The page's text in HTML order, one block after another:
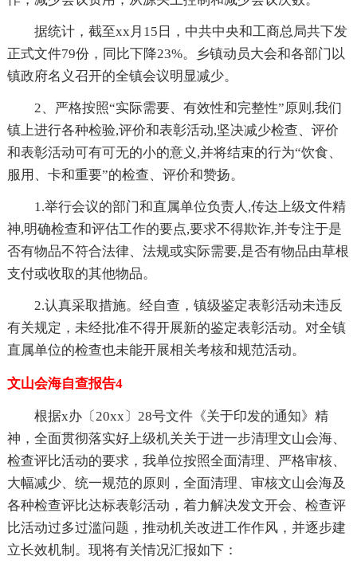
据统计，截至xx月15日，中共中央和工商总局共下发
正式文件79份，同比下降23%。乡镇动员大会和各部门以
镇政府名义召开的全镇会议明显减少。
2、严格按照“实际需要、有效性和完整性”原则,我们
镇上进行各种检验,评价和表彰活动,坚决减少检查、评价
和表彰活动可有可无的小的意义,并将结束的行为“饮食、
服用、卡和重要”的检查、评价和赞扬。
1.举行会议的部门和直属单位负责人,传达上级文件精
神,明确检查和评估工作的要点,要求不得欺诈,并专注于是
否有物品不符合法律、法规或实际需要,是否有物品由草根
支付或收取的其他物品。
2.认真采取措施。经自查，镇级鉴定表彰活动未违反
有关规定，未经批准不得开展新的鉴定表彰活动。对全镇
直属单位的检查也未能开展相关考核和规范活动。
文山会海自查报告4
根据x办〔20xx〕28号文件《关于印发的通知》精
神，全面贯彻落实好上级机关关于进一步清理文山会海、
检查评比活动的要求，我单位按照全面清理、严格审核、
大幅减少、统一规范的原则，全面清理、审核文山会海及
各种检查评比达标表彰活动，着力解决发文开会、检查评
比活动过多过滥问题，推动机关改进工作作风，并逐步建
立长效机制。现将有关情况汇报如下：